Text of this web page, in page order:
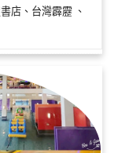
店、台灣霹靂 、